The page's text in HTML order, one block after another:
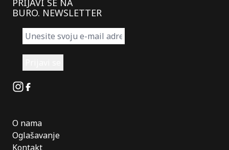
PRIJAVI SE NA
BURO. NEWSLETTER
Instagram
Facebook
O nama
Oglašavanje
Kontakt